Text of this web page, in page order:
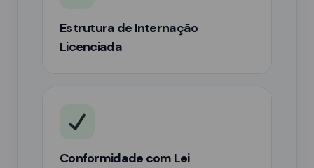
Estrutura de Internação
Licenciada
Conformidade com Lei